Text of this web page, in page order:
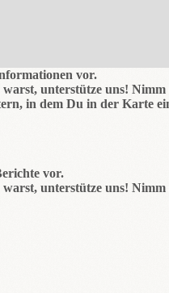
vor.
unterstütze uns!
in dem Du in der Karte
vor.
unterstütze uns!